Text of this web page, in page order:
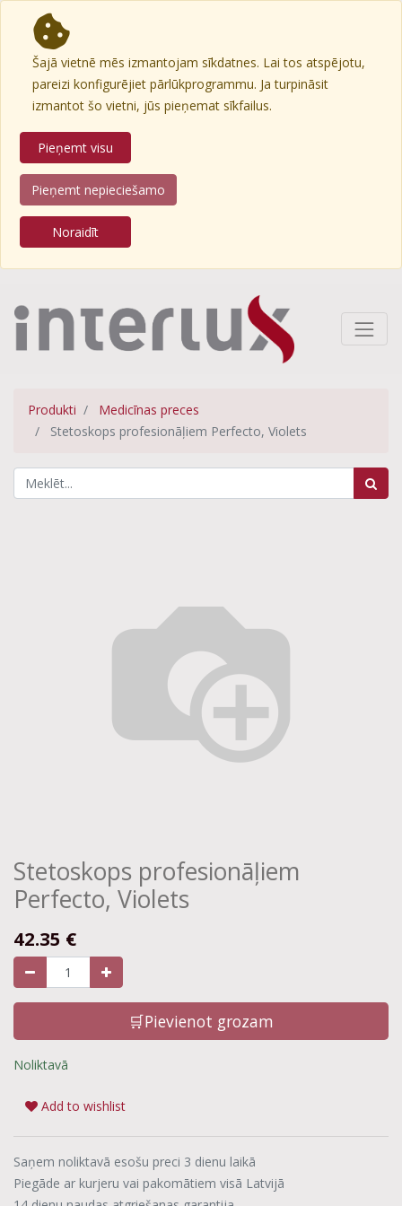
Šajā vietnē mēs izmantojam sīkdatnes. Lai tos atspējotu,
pareizi konfigurējiet pārlūkprogrammu. Ja turpināsit
izmantot šo vietni, jūs pieņemat sīkfailus.
Pieņemt visu
Pieņemt nepieciešamo
Noraidīt
Produkti
Medicīnas preces
Stetoskops profesionāļiem Perfecto, Violets
Stetoskops profesionāļiem
Perfecto, Violets
42.35 €
🛒Pievienot grozam
Noliktavā
Add to wishlist
Saņem noliktavā esošu preci 3 dienu laikā
Piegāde ar kurjeru vai pakomātiem visā Latvijā